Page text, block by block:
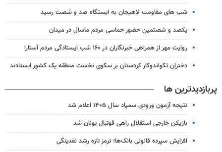
شب های مقاومت لاهیجان به ایستگاه صد و شصت رسید
یکصد و شصتمین حضور حماسی مردم ماسال در میدان
روایت مهر از همراهی خبرنگاران در ۱۶۰ شب ایستادگی مردم آستارا
دختران تکواندوکار کردستان بر سکوی نخست منطقه یک کشور ایستادند
پربازدیدترین ها
نتیجه آزمون ورودی سمپاد سال ۱۴۰۵ اعلام شد
بازیکن خارجی استقلال راهی فوتبال یونان شد
افزایش سپرده قانونی بانک‌ها؛ ترمز تازه رشد نقدینگی